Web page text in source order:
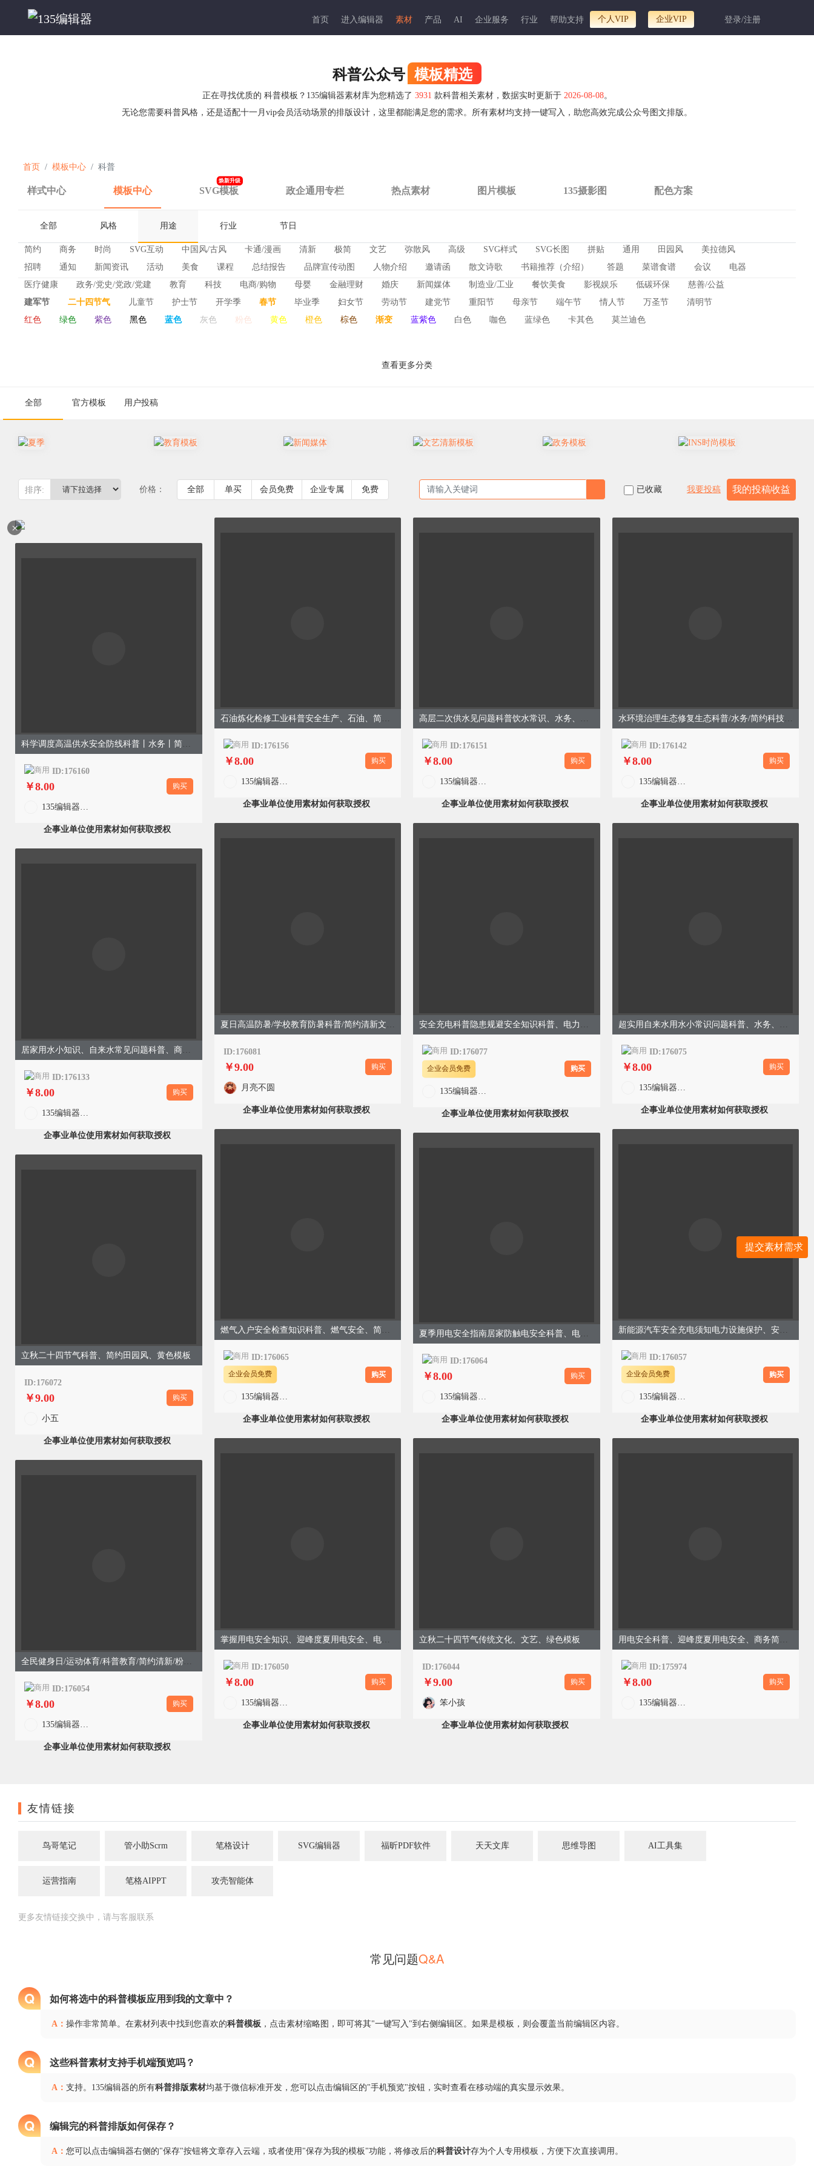
首页 进入编辑器 素材 产品 AI 企业服务 行业 帮助支持 个人VIP 企业VIP 登录/注册
提交素材需求
科普公众号 模板精选
正在寻找优质的 科普模板？135编辑器素材库为您精选了 3931 款科普相关素材，数据实时更新于 2026-08-08。
无论您需要科普风格，还是适配十一月vip会员活动场景的排版设计，这里都能满足您的需求。所有素材均支持一键写入，助您高效完成公众号图文排版。
首页 模板中心 科普
样式中心 模板中心 SVG模板
焕新升级
政企通用专栏 热点素材 图片模板 135摄影图 配色方案
全部 风格 用途 行业 节日
简约 商务 时尚 SVG互动 中国风/古风 卡通/漫画 清新 极简 文艺 弥散风 高级 SVG样式 SVG长图 拼贴 通用 田园风 美拉德风
招聘 通知 新闻资讯 活动 美食 课程 总结报告 品牌宣传动图 人物介绍 邀请函 散文诗歌 书籍推荐（介绍） 答题 菜谱食谱 会议 电器
医疗健康 政务/党史/党政/党建 教育 科技 电商/购物 母婴 金融理财 婚庆 新闻媒体 制造业/工业 餐饮美食 影视娱乐 低碳环保 慈善/公益
建军节 二十四节气 儿童节 护士节 开学季 春节 毕业季 妇女节 劳动节 建党节 重阳节 母亲节 端午节 情人节 万圣节 清明节
红色 绿色 紫色 黑色 蓝色 灰色 粉色 黄色 橙色 棕色 渐变 蓝紫色 白色 咖色 蓝绿色 卡其色 莫兰迪色
查看更多分类
全部 官方模板 用户投稿
排序: 价格： 全部 单买 会员免费 企业专属 免费 已收藏 我要投稿 我的投稿收益
×
科学调度高温供水安全防线科普丨水务丨简约商务丨蓝色
ID:176160
￥8.00 购买
135编辑器官方
企事业单位使用素材如何获取授权
ID:176133
￥8.00 购买
企事业单位使用素材如何获取授权
立秋二十四节气科普、简约田园风、黄色模板
ID:176072
￥9.00 购买
小五
企事业单位使用素材如何获取授权
ID:176054
￥8.00 购买
企事业单位使用素材如何获取授权
石油炼化检修工业科普安全生产、石油、简约通用、紫色模版
ID:176156
￥8.00 购买
135编辑器官方
企事业单位使用素材如何获取授权
ID:176081
￥9.00 购买
月亮不圆
企事业单位使用素材如何获取授权
燃气入户安全检查知识科普、燃气安全、简约通用、橙色模板
ID:176065
企业会员免费 购买
135编辑器官方
企事业单位使用素材如何获取授权
掌握用电安全知识、迎峰度夏用电安全、电力、商务简约、绿色模板
ID:176050
￥8.00 购买
企事业单位使用素材如何获取授权
高层二次供水见问题科普饮水常识、水务、商务简约、蓝色模板
ID:176151
￥8.00 购买
135编辑器官方
企事业单位使用素材如何获取授权
ID:176077
企业会员免费 购买
企事业单位使用素材如何获取授权
夏季用电安全指南居家防触电安全科普、电力、简约通用、橙色模板
ID:176064
￥8.00 购买
135编辑器官方
企事业单位使用素材如何获取授权
立秋二十四节气传统文化、文艺、绿色模板
ID:176044
￥9.00 购买
笨小孩
企事业单位使用素材如何获取授权
水环境治理生态修复生态科普/水务/简约科技商务/绿色模板
ID:176142
￥8.00 购买
135编辑器官方
企事业单位使用素材如何获取授权
ID:176075
￥8.00 购买
企事业单位使用素材如何获取授权
新能源汽车安全充电须知电力设施保护、安全科普、电力简约、绿色模板
ID:176057
企业会员免费 购买
135编辑器官方
企事业单位使用素材如何获取授权
用电安全科普、迎峰度夏用电安全、商务简约、绿色模板
ID:175974
￥8.00 购买
友情链接
鸟哥笔记 管小助Scrm 笔格设计 SVG编辑器 福昕PDF软件 天天文库 思维导图 AI工具集
运营指南 笔格AIPPT 攻壳智能体
更多友情链接交换中，请与客服联系
常见问题Q&A
Q 如何将选中的科普模板应用到我的文章中？
A： 操作非常简单。在素材列表中找到您喜欢的科普模板 ，点击素材缩略图，即可将其"一键写入"到右侧编辑区。如果是模板，则会覆盖当前编辑区内容。
Q 这些科普素材支持手机端预览吗？
A： 支持。135编辑器的所有科普排版素材均基于微信标准开发，您可以点击编辑区的"手机预览"按钮，实时查看在移动端的真实显示效果。
Q 编辑完的科普排版如何保存？
A： 您可以点击编辑器右侧的"保存"按钮将文章存入云端，或者使用"保存为我的模板"功能，将修改后的科普设计存为个人专用模板，方便下次直接调用。